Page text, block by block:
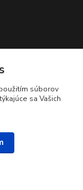
súborov
sa Vašich